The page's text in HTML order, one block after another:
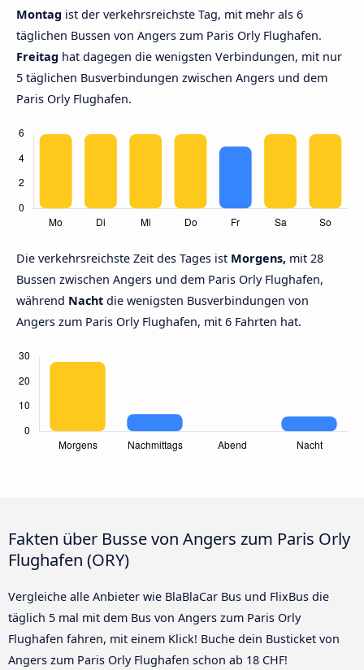
Montag ist der verkehrsreichste Tag, mit mehr als 6
täglichen Bussen von Angers zum Paris Orly Flughafen.
Freitag hat dagegen die wenigsten Verbindungen, mit nur
5 täglichen Busverbindungen zwischen Angers und dem
Paris Orly Flughafen.
Die verkehrsreichste Zeit des Tages ist Morgens, mit 28
Bussen zwischen Angers und dem Paris Orly Flughafen,
während Nacht die wenigsten Busverbindungen von
Angers zum Paris Orly Flughafen, mit 6 Fahrten hat.
Fakten über Busse von Angers zum Paris Orly
Flughafen (ORY)
Vergleiche alle Anbieter wie BlaBlaCar Bus und FlixBus die
täglich 5 mal mit dem Bus von Angers zum Paris Orly
Flughafen fahren, mit einem Klick! Buche dein Busticket von
Angers zum Paris Orly Flughafen schon ab 18 CHF!